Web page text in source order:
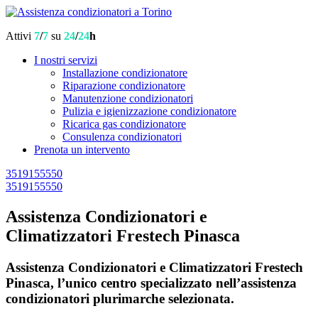
Attivi 7/7 su 24/24h
I nostri servizi
Installazione condizionatore
Riparazione condizionatore
Manutenzione condizionatori
Pulizia e igienizzazione condizionatore
Ricarica gas condizionatore
Consulenza condizionatori
Prenota un intervento
3519155550
3519155550
Assistenza Condizionatori e
Climatizzatori Frestech Pinasca
Assistenza Condizionatori e Climatizzatori Frestech
Pinasca, l’unico centro specializzato nell’assistenza
condizionatori plurimarche selezionata.